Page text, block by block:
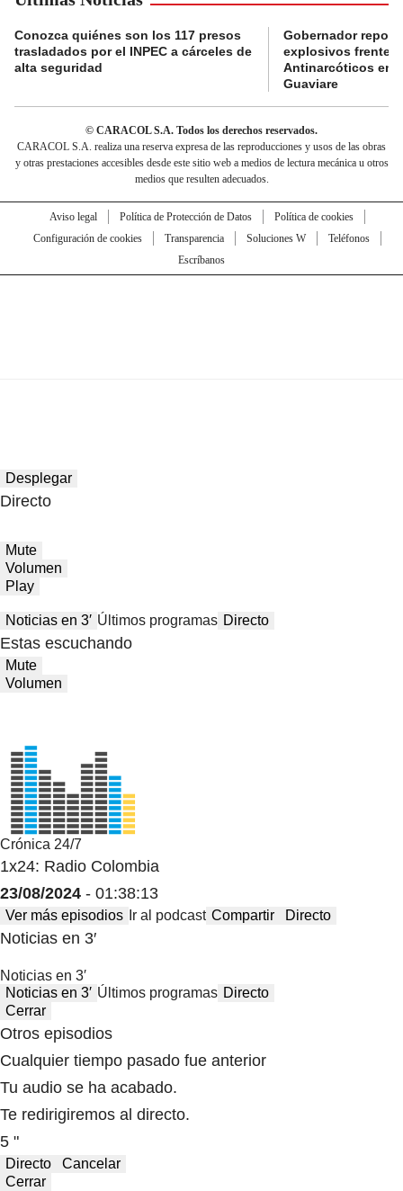
Conozca quiénes son los 117 presos
trasladados por el INPEC a cárceles de
alta seguridad
Gobernador
explosivos frente a
Antinarcóticos en
Guaviare
© CARACOL S.A. Todos los derechos reservados.
CARACOL S.A. realiza una reserva expresa de las reproducciones y usos de las obras
y otras prestaciones accesibles desde este sitio web a medios de lectura mecánica u otros
medios que resulten adecuados.
Aviso legal Política de Protección de Datos
Política de cookies
Configuración de cookies
Transparencia Soluciones W
Teléfonos
Escríbanos
Desplegar
Directo
Mute
Volumen
Play
Noticias en 3′ Últimos programas Directo
Estas escuchando
Mute
Volumen
Crónica 24/7
1x24: Radio Colombia
23/08/2024 - 01:38:13
Ver más episodios Ir al podcast Compartir Directo
Noticias en 3′
Noticias en 3′
Noticias en 3′ Últimos programas Directo
Cerrar
Otros episodios
Cualquier tiempo pasado fue anterior
Tu audio se ha acabado.
Te redirigiremos al directo.
5 "
Directo
Cancelar
Cerrar